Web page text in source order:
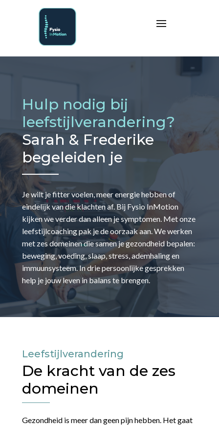
Hulp nodig bij
leefstijlverandering?
Sarah & Frederike
begeleiden je
Je wilt je fitter voelen, meer energie hebben of
eindelijk van die klachten af. Bij Fysio InMotion
kijken we verder dan alleen je symptomen. Met onze
leefstijlcoaching pak je de oorzaak aan. We werken
met zes domeinen die samen je gezondheid bepalen:
beweging, voeding, slaap, stress, ademhaling en
immuunsysteem. In drie persoonlijke gesprekken
help je jouw leven in balans te brengen.
Leefstijlverandering
De kracht van de zes
domeinen
Gezondheid is meer dan geen pijn hebben. Het gaat